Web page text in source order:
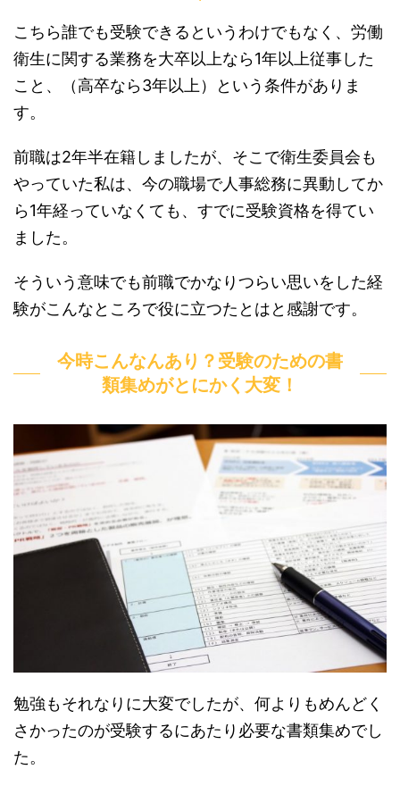
こちら誰でも受験できるというわけでもなく、労働
衛生に関する業務を大卒以上なら1年以上従事した
こと、（高卒なら3年以上）という条件がありま
す。
前職は2年半在籍しましたが、そこで衛生委員会も
やっていた私は、今の職場で人事総務に異動してか
ら1年経っていなくても、すでに受験資格を得てい
ました。
そういう意味でも前職でかなりつらい思いをした経
験がこんなところで役に立つたとはと感謝です。
今時こんなんあり？受験のための書
類集めがとにかく大変！
勉強もそれなりに大変でしたが、何よりもめんどく
さかったのが受験するにあたり必要な書類集めでし
た。